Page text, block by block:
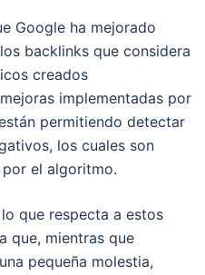
Google ha mejorado
backlinks que considera
creados
implementadas por
permitiendo detectar
los cuales son
el algoritmo.
que respecta a estos
que, mientras que
pequeña molestia,